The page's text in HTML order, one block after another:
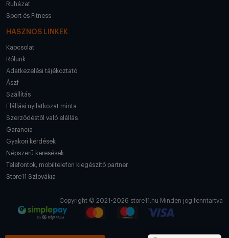
Ruházat
Sport és Fitness
HASZNOS LINKEK
Kapcsolat
Rólunk
Adatkezelési tájékoztató
Ászf
Szállítás
Elállási nyilatkozat minta
Szerződéstől való elállás
Garancia
Gyakori kérdések
Népszerű keresések
Telefontok, mobiltelefon kiegészítő partner
Store11 Szlovákia
Copyright © 2021-2026 store11.hu Minden jog fenntartva